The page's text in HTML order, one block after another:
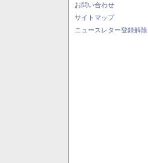
お問い合わせ
サイトマップ
ニュースレター登録解除